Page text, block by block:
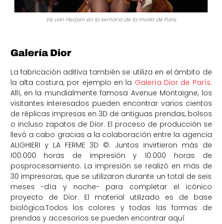
Iris van Herpen en la semana de la moda de Paris
Galería Dior
La fabricación aditiva también se utiliza en el ámbito de
la alta costura, por ejemplo en la Galería Dior de París.
Allí, en la mundialmente famosa Avenue Montaigne, los
visitantes interesados pueden encontrar varios cientos
de réplicas impresas en 3D de antiguas prendas, bolsos
o incluso zapatos de Dior. El proceso de producción se
llevó a cabo gracias a la colaboración entre la agencia
ALIGHIERI y LA FERME 3D ©. Juntos invirtieron más de
100.000 horas de impresión y 10.000 horas de
posprocesamiento. La impresión se realizó en más de
30 impresoras, que se utilizaron durante un total de seis
meses -día y noche- para completar el icónico
proyecto de Dior. El material utilizado es de base
biológica.Todos los colores y todas las formas de
prendas y accesorios se pueden encontrar aquí